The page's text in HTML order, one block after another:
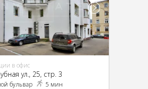
в офис
ул., 25, стр. 3
бульвар 5 мин